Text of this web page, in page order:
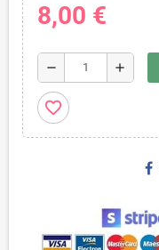
8,00 €
remove add
favorite_border